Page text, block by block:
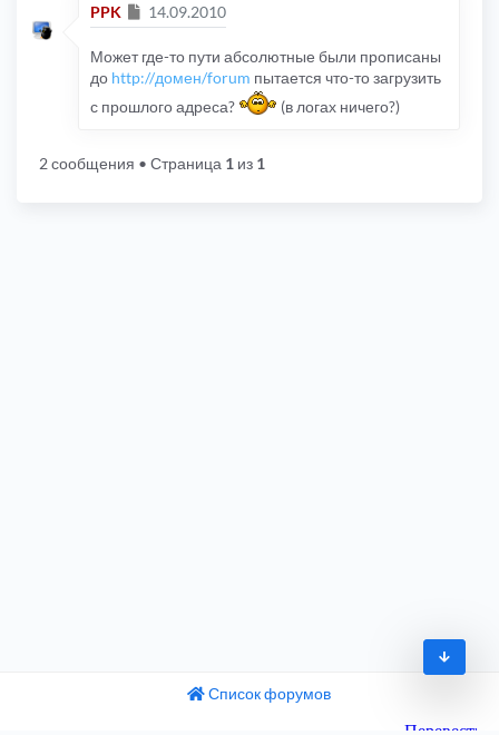
PPK Сообщение
14.09.2010
Может где-то пути абсолютные были прописаны
до http://домен/forum пытается что-то загрузить
с прошлого адреса?
(в логах ничего?)
2 сообщения • Страница 1 из 1
Список форумов